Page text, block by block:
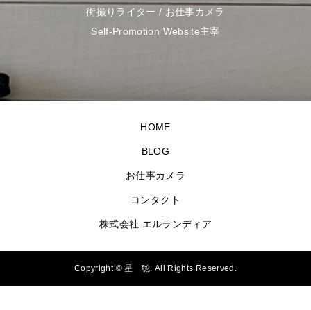
街撮りライター / お仕事カメラ
Self-Promotion Website主宰
HOME
BLOG
お仕事カメラ
コンタクト
株式会社 エルランディア
Copyright ©星 聡. All Rights Reserved.